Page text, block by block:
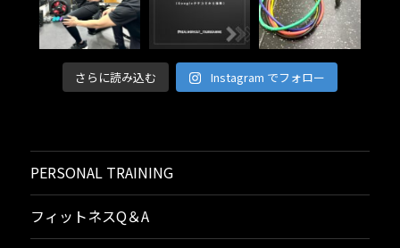
さらに読み込む Instagram でフォロー
PERSONAL TRAINING
フィットネスQ＆A